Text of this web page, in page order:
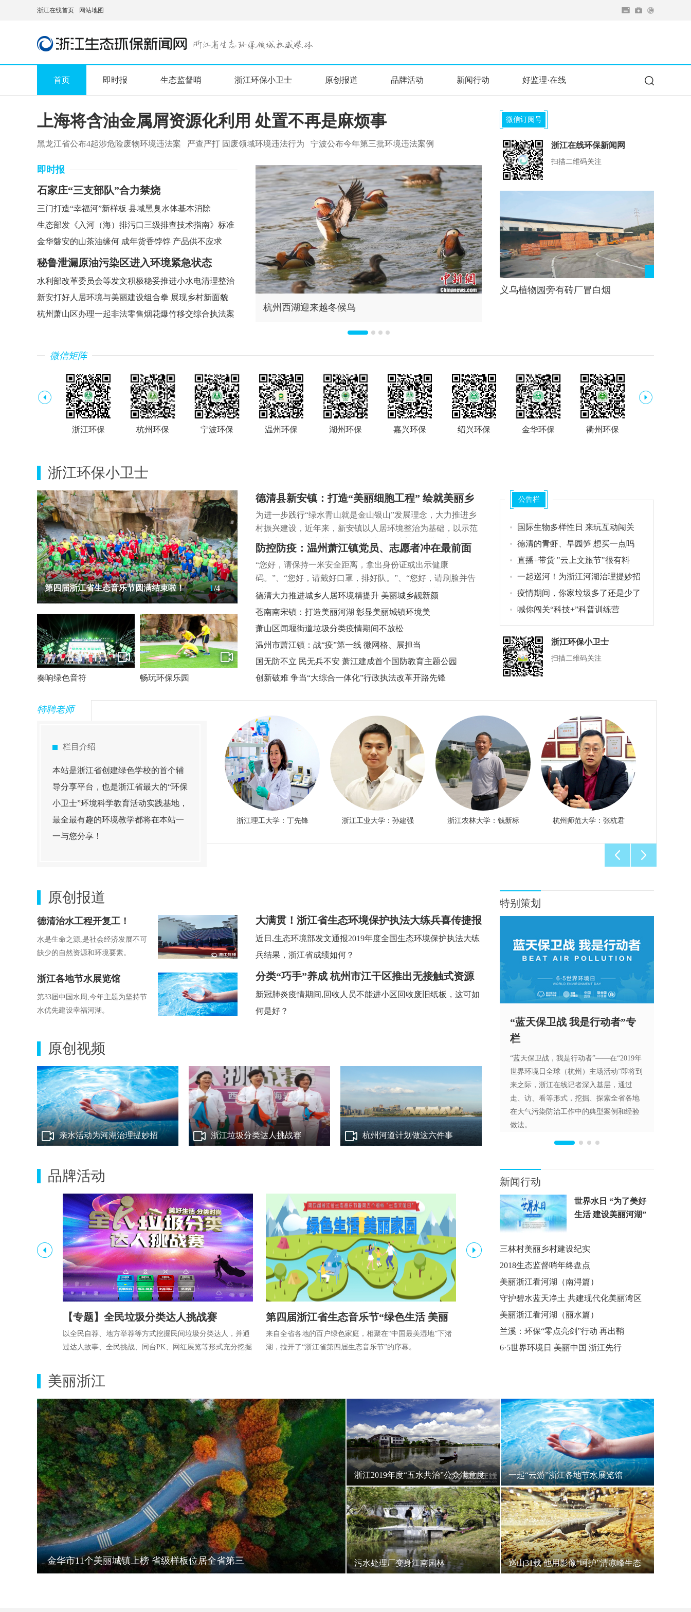
浙江在线首页 网站地图
首页 即时报 生态监督哨 浙江环保小卫士 原创报道 品牌活动 新闻行动 好监理·在线
上海将含油金属屑资源化利用 处置不再是麻烦事
黑龙江省公布4起涉危险废物环境违法案 严查严打 固废领域环境违法行为 宁波公布今年第三批环境违法案例
即时报
石家庄“三支部队”合力禁烧
三门打造“幸福河”新样板 县域黑臭水体基本消除
生态部发《入河（海）排污口三级排查技术指南》标准
金华磐安的山茶油缘何 成年货香饽饽 产品供不应求
秘鲁泄漏原油污染区进入环境紧急状态
水利部改革委员会等发文积极稳妥推进小水电清理整治
新安打好人居环境与美丽建设组合拳 展现乡村新面貌
杭州萧山区办理一起非法零售烟花爆竹移交综合执法案
黑龙江哈尔滨何家沟、松浦支渠返黑返臭 大量污水 杭州西湖迎来越冬候鸟
微信订阅号
浙江在线环保新闻网
扫描二维码关注
义乌植物园旁有砖厂冒白烟
微信矩阵
浙江环保 杭州环保 宁波环保 温州环保 湖州环保 嘉兴环保 绍兴环保 金华环保 衢州环保
浙江环保小卫士
第四届浙江省生态音乐节圆满结束啦！ 听防风历史 变废为宝画特色 “垃圾不落地，西湖添魅力”精彩瞬间 传递对
1/4
奏响绿色音符 畅玩环保乐园
德清县新安镇：打造“美丽细胞工程” 绘就美丽乡
村画卷
为进一步践行“绿水青山就是金山银山”发展理念，大力推进乡
村振兴建设，近年来，新安镇以人居环境整治为基础，以示范
创建为引领，以点带面、连线成片，打造美丽街巷、美丽河
道、美丽菜园、美丽庭院等“美丽细胞工程”，绘就乡风民风
美、人居环境美、文化生活美的美丽乡村画卷。
防控防疫：温州萧江镇党员、志愿者冲在最前面
“您好，请保持一米安全距离，拿出身份证或出示健康
码。”、“您好，请戴好口罩，排好队。”、“您好，请刷脸并告
诉我们您手机号码后四位数字。”日前，在温州市萧江镇文化公
序排队、测温登记。
德清大力推进城乡人居环境精提升 美丽城乡靓新颜
苍南南宋镇：打造美丽河湖 彰显美丽城镇环境美
萧山区闻堰街道垃圾分类疫情期间不放松
温州市萧江镇：战“疫”第一线 微网格、展担当
国无防不立 民无兵不安 萧江建成首个国防教育主题公园
创新破难 争当“大综合一体化”行政执法改革开路先锋
公告栏
国际生物多样性日 来玩互动闯关
德清的青虾、早园笋 想买一点吗
直播+带货 "云上文旅节"很有料
一起巡河！为浙江河湖治理提妙招
疫情期间，你家垃圾多了还是少了
喊你闯关“科技+”科普训练营
浙江环保小卫士
扫描二维码关注
特聘老师
栏目介绍
本站是浙江省创建绿色学校的首个辅
导分享平台，也是浙江省最大的“环保
小卫士”环境科学教育活动实践基地，
最全最有趣的环境教学都将在本站一
一与您分享！
杭州师范大学：牛丽丽 浙江理工大学：陈玮 浙江理工大学：丁先锋 浙江工业大学：孙建强 浙江农林大学：钱新标 杭州师范大学：张杭君
原创报道
德清治水工程开复工！
水是生命之源,是社会经济发展不可
缺少的自然资源和环境要素。
浙江各地节水展览馆
第33届中国水周,今年主题为坚持节
水优先建设幸福河湖。
大满贯！浙江省生态环境保护执法大练兵喜传捷报
近日,生态环境部发文通报2019年度全国生态环境保护执法大练
兵结果，浙江省成绩如何？
分类“巧手”养成 杭州市江干区推出无接触式资源
新冠肺炎疫情期间,回收人员不能进小区回收废旧纸板，这可如
何是好？
原创视频
亲水活动为河湖治理提妙招 浙江垃圾分类达人挑战赛 杭州河道计划做这六件事
特别策划
了个性化、多元化、便捷化的线上平台，
依旧无法得到根治，新兴的互联网家装亟
需新的平台模式为其赋能。
“蓝天保卫战 我是行动者”专
栏
“蓝天保卫战，我是行动者”——在“2019年
世界环境日全球（杭州）主场活动”即将到
来之际，浙江在线记者深入基层，通过
走、访、看等形式，挖掘、探索全省各地
在大气污染防治工作中的典型案例和经验
做法。
品牌活动
【专题】全民垃圾分类达人挑战赛
以全民自荐、地方举荐等方式挖掘民间垃圾分类达人，并通
过达人故事、全民挑战、同台PK、网红展览等形式充分挖掘
导全城同步、分类时尚全国样板的目的。
第四届浙江省生态音乐节“绿色生活 美丽
家园”
来自全省各地的百户绿色家庭，相聚在“中国最美湿地”下渚
湖，拉开了“浙江省第四届生态音乐节”的序幕。
第二届浙江全民生态运动会
活动集科技运动、地方特色、环境教育和娱乐互动于一体，
旨在探索一条群众体育与生态融合发展的可持续之路。
新闻行动
世界水日 “为了美好
生活 建设美丽河湖”
三林村美丽乡村建设纪实
2018生态监督哨年终盘点
美丽浙江看河湖（南浔篇）
守护碧水蓝天净土 共建现代化美丽湾区
美丽浙江看河湖（丽水篇）
兰溪：环保“零点亮剑”行动 再出鞘
6·5世界环境日 美丽中国 浙江先行
美丽浙江
金华市11个美丽城镇上榜 省级样板位居全省第三
浙江2019年度“五水共治”公众满意度
调查结果出炉
一起“云游”浙江各地节水展览馆
污水处理厂变身江南园林 巡山31载 他用影像“呵护”清凉峰生态